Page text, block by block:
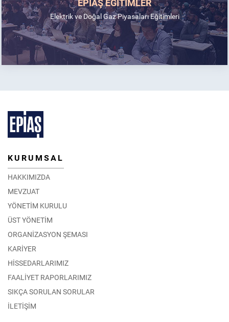
EPİAŞ EĞİTİMLER
Elektrik ve Doğal Gaz Piyasaları Eğitimleri
KURUMSAL
HAKKIMIZDA
MEVZUAT
YÖNETİM KURULU
ÜST YÖNETİM
ORGANİZASYON ŞEMASI
KARİYER
HİSSEDARLARIMIZ
FAALİYET RAPORLARIMIZ
SIKÇA SORULAN SORULAR
İLETİŞİM